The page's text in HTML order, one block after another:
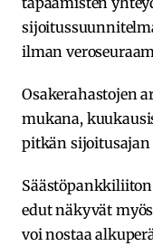
ilman
Osakerahastojen
mukana,
pitkän sijoitusajan
edut näkyvät
voi nostaa